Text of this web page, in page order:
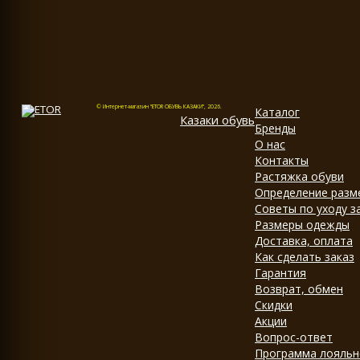
© Интернет-магазин "ETOR ОБУВЬ КАЗАКИ", 2026.
Казаки обувьКаталог
Бренды
О нас
Контакты
Растяжка обуви
Определение
Советы по уходу
Размеры одежды
Доставка, оплата
Как сделать заказ
Гарантия
Возврат, обмен
Скидки
Акции
Вопрос-ответ
Программа